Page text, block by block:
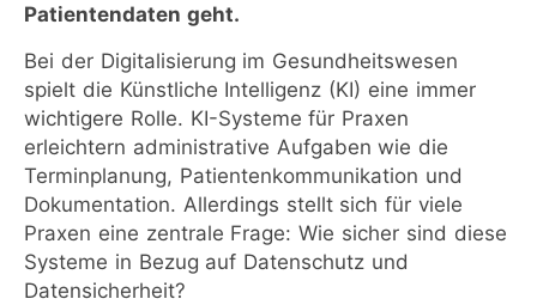
Patientendaten geht.
Bei der Digitalisierung im Gesundheitswesen
spielt die Künstliche Intelligenz (KI) eine immer
wichtigere Rolle. KI-Systeme für Praxen
erleichtern administrative Aufgaben wie die
Terminplanung, Patientenkommunikation und
Dokumentation. Allerdings stellt sich für viele
Praxen eine zentrale Frage: Wie sicher sind diese
Systeme in Bezug auf Datenschutz und
Datensicherheit?